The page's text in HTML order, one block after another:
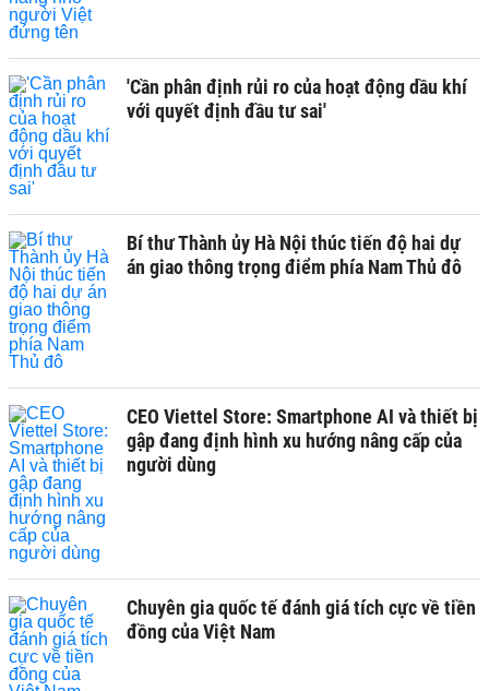
'Cần phân định rủi ro của hoạt động dầu khí
với quyết định đầu tư sai'
Bí thư Thành ủy Hà Nội thúc tiến độ hai dự
án giao thông trọng điểm phía Nam Thủ đô
CEO Viettel Store: Smartphone AI và thiết bị
gập đang định hình xu hướng nâng cấp của
người dùng
Chuyên gia quốc tế đánh giá tích cực về tiền
đồng của Việt Nam